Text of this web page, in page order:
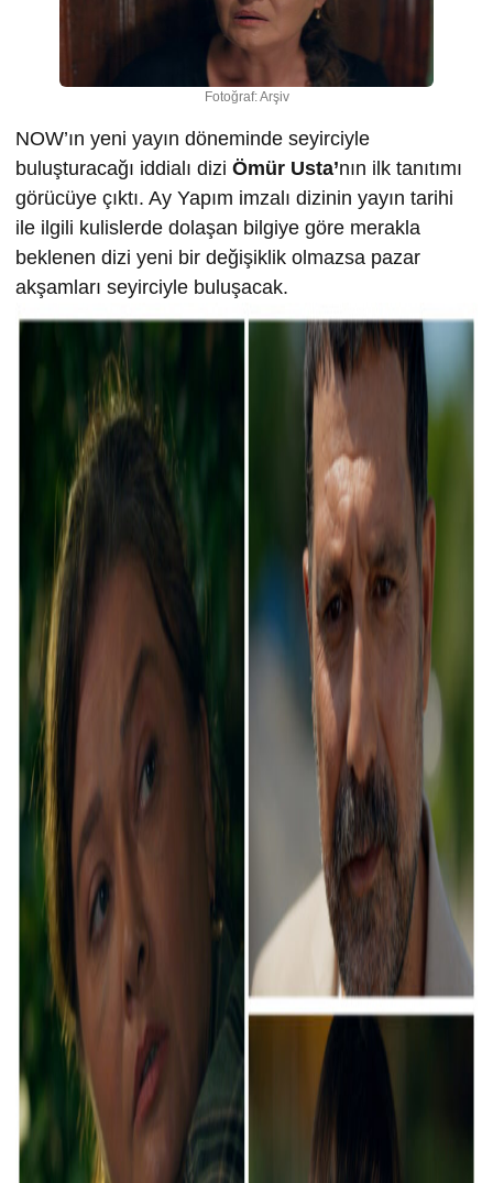
Fotoğraf: Arşiv
NOW’ın yeni yayın döneminde seyirciyle
buluşturacağı iddialı dizi Ömür Usta’nın ilk tanıtımı
görücüye çıktı. Ay Yapım imzalı dizinin yayın tarihi
ile ilgili kulislerde dolaşan bilgiye göre merakla
beklenen dizi yeni bir değişiklik olmazsa pazar
akşamları seyirciyle buluşacak.